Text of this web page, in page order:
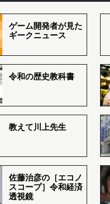
ゲーム開発者が見た
ギークニュース
令和の歴史教科書
教えて川上先生
佐藤治彦の［エコノ
スコープ］令和経済
透視鏡